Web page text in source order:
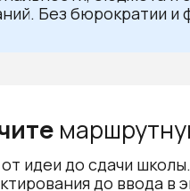
школы.
ввода в эксплуатацию —
кейсами